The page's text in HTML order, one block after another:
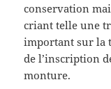
conservation
criant telle une
important sur la
de l’inscription
monture.